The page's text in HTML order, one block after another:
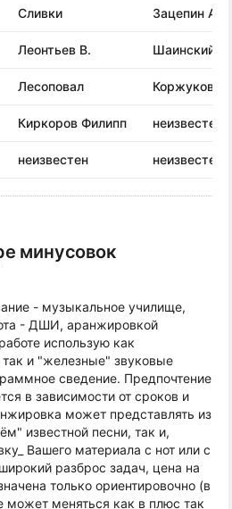
Сливки Зацепин А.
Леонтьев В. Шаинский В.
Лесоповал Коржуков С.
Киркоров Филипп неизвестен
неизвестен неизвестен
минусовок
- музыкальное училище,
- ДШИ, аранжировкой
использую как
и "железные" звуковые
сведение. Предпочтение
в зависимости от сроков и
может представлять из
известной песни, так и,
Вашего материала с нот или с
разброс задач, цена на
только ориентировочно (в
может меняться как в плюс так